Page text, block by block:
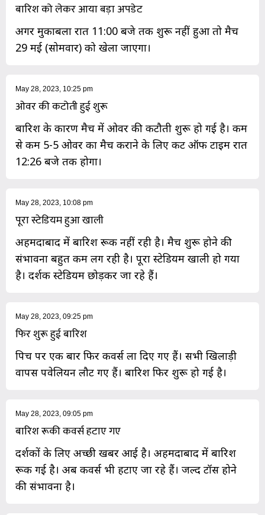
बारिश को लेकर आया बड़ा अपडेट
अगर मुकाबला रात 11:00 बजे तक शुरू नहीं हुआ तो मैच
29 मई (सोमवार) को खेला जाएगा।
May 28, 2023, 10:25 pm
ओवर की कटोती हुई शुरू
बारिश के कारण मैच में ओवर की कटौती शुरू हो गई है। कम
से कम 5-5 ओवर का मैच कराने के लिए कट ऑफ टाइम रात
12:26 बजे तक होगा।
May 28, 2023, 10:08 pm
पूरा स्टेडियम हुआ खाली
अहमदाबाद में बारिश रूक नहीं रही है। मैच शुरू होने की
संभावना बहुत कम लग रही है। पूरा स्टेडियम खाली हो गया
है। दर्शक स्टेडियम छोड़कर जा रहे हैं।
May 28, 2023, 09:25 pm
फिर शुरू हुई बारिश
पिच पर एक बार फिर कवर्स ला दिए गए हैं। सभी खिलाड़ी
वापस पवेलियन लौट गए हैं। बारिश फिर शुरू हो गई है।
May 28, 2023, 09:05 pm
बारिश रूकी कवर्स हटाए गए
दर्शकों के लिए अच्छी खबर आई है। अहमदाबाद में बारिश
रूक गई है। अब कवर्स भी हटाए जा रहे हैं। जल्द टॉस होने
की संभावना है।